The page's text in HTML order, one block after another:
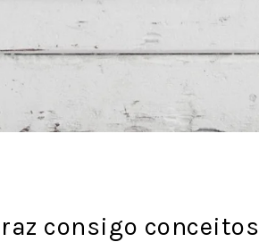
consigo conceitos